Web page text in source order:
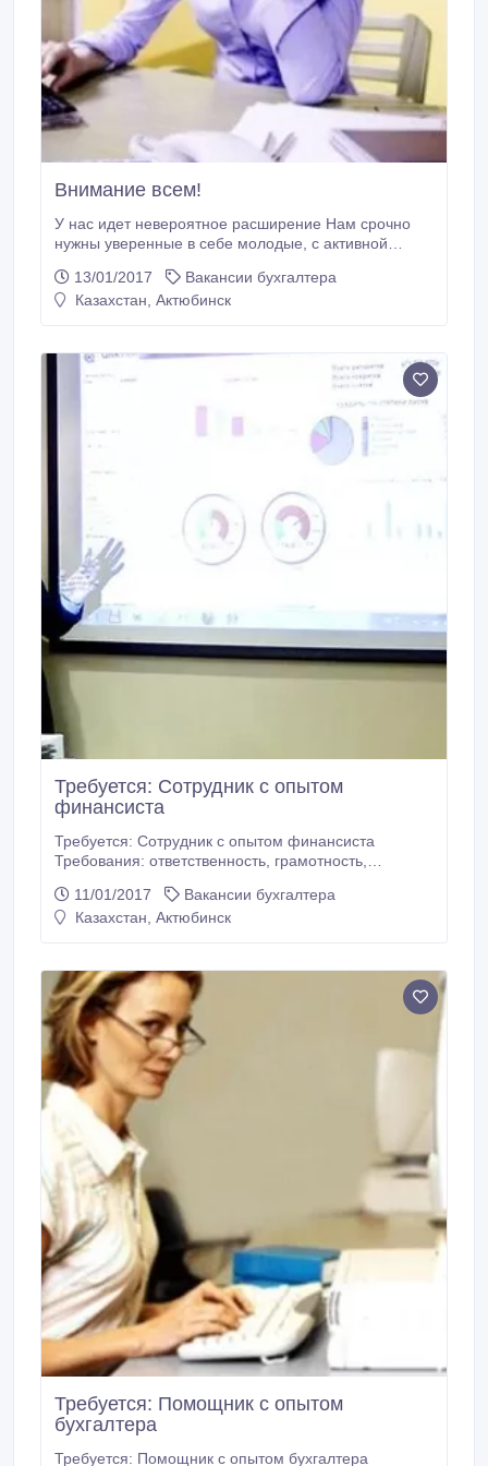
Внимание всем!
У нас идет невероятное расширение Нам срочно
нужны уверенные в себе молодые, с активной
жить красиво! Тел: 870547764342. 92-58-47.
13/01/2017
Вакансии бухгалтера
Казахстан, Актюбинск
Требуется: Сотрудник с опытом
финансиста
Требуется: Сотрудник с опытом финансиста
Требования: ответственность, грамотность,
обучаемость, высокая работоспособность,
креативность, способность работать как
составление отчётов, ведение статистики, работа со
складами, деловые переговоры, ведение анализа
продаж.
11/01/2017
Вакансии бухгалтера
Казахстан, Актюбинск
Требуется: Помощник с опытом
бухгалтера
Требуется: Помощник с опытом бухгалтера